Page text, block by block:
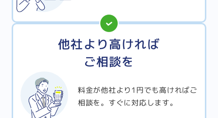
他社より高ければ
ご相談を
料金が他社より1円でも高ければご
相談を。すぐに対応します。